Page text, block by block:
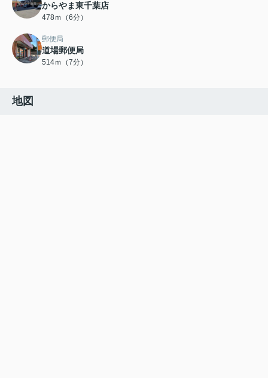
からやま東千葉店
478ｍ（6分）
郵便局
道場郵便局
514ｍ（7分）
地図